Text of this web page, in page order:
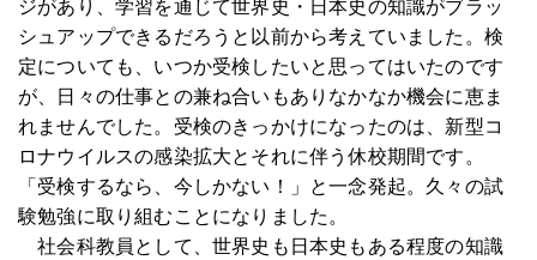
ジがあり、学習を通じて世界史・日本史の知識がブラッ
シュアップできるだろうと以前から考えていました。検
定についても、いつか受検したいと思ってはいたのです
が、日々の仕事との兼ね合いもありなかなか機会に恵ま
れませんでした。受検のきっかけになったのは、新型コ
ロナウイルスの感染拡大とそれに伴う休校期間です。
「受検するなら、今しかない！」と一念発起。久々の試
験勉強に取り組むことになりました。
社会科教員として、世界史も日本史もある程度の知識